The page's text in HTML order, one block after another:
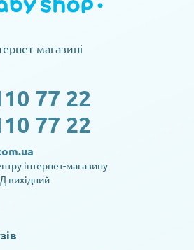
магазині
77 22
77 22
інтернет-магазину
вихідний